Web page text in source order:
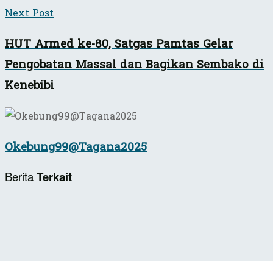
Next Post
HUT Armed ke-80, Satgas Pamtas Gelar
Pengobatan Massal dan Bagikan Sembako di
Kenebibi
Okebung99@Tagana2025
BeritaTerkait